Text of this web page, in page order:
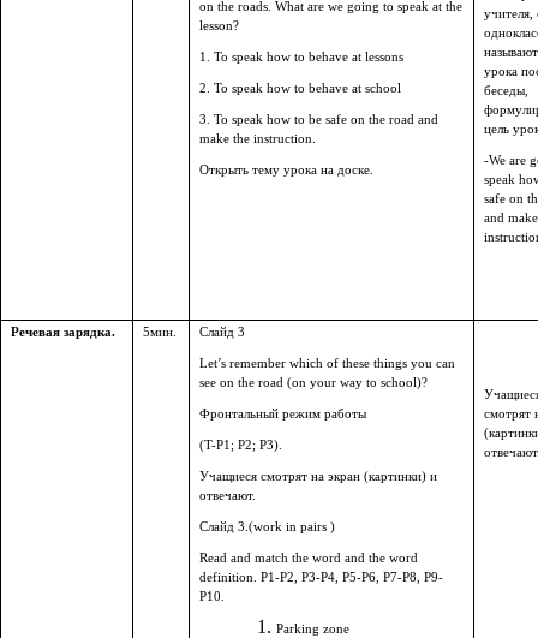
on the roads. What are we going to speak at the
lesson?
1. To speak how to behave at lessons
2. To speak how to behave at school
3. To speak how to be safe on the road and
make the instruction.
Открыть тему урока на доске.
урока
беседы,
цель
-We are
speak
safe on
and
Речевая зарядка. 5мин. Слайд 3
Let’s remember which of these things you can
see on the road (on your way to school)?
Фронтальный режим работы
(T-P1; P2; P3).
Учащиеся смотрят на экран (картинки) и
отвечают.
Cлайд 3.(work in pairs )
Read and match the word and the word
definition. P1-P2, P3-P4, P5-P6, P7-P8, P9-
P10.
Parking zone
смотрят